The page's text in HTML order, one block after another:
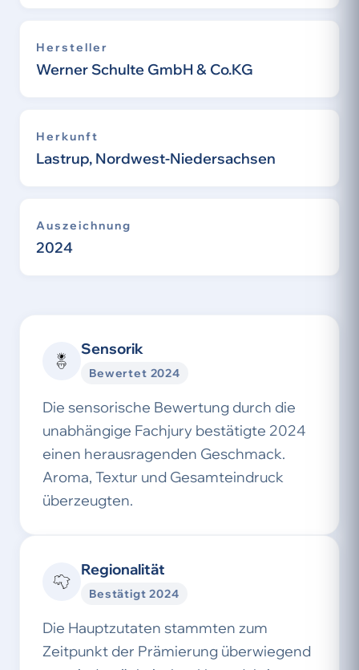
Hersteller
Werner Schulte GmbH & Co.KG
Herkunft
Lastrup, Nordwest-Niedersachsen
Auszeichnung
2024
Sensorik
Bewertet 2024
Die sensorische Bewertung durch die
unabhängige Fachjury bestätigte 2024
einen herausragenden Geschmack.
Aroma, Textur und Gesamteindruck
überzeugten.
Regionalität
Bestätigt 2024
Die Hauptzutaten stammten zum
Zeitpunkt der Prämierung überwiegend